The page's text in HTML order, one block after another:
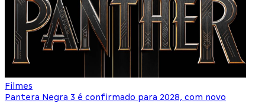
Filmes
Pantera Negra 3 é confirmado para 2028, com novo